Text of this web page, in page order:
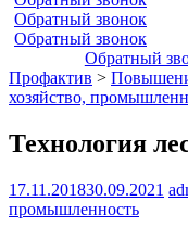
Обратный звонок
Обратный звонок
Обратный
Профактив >
хозяйство,
Технология
17.11.201830.09.2021
промышленность